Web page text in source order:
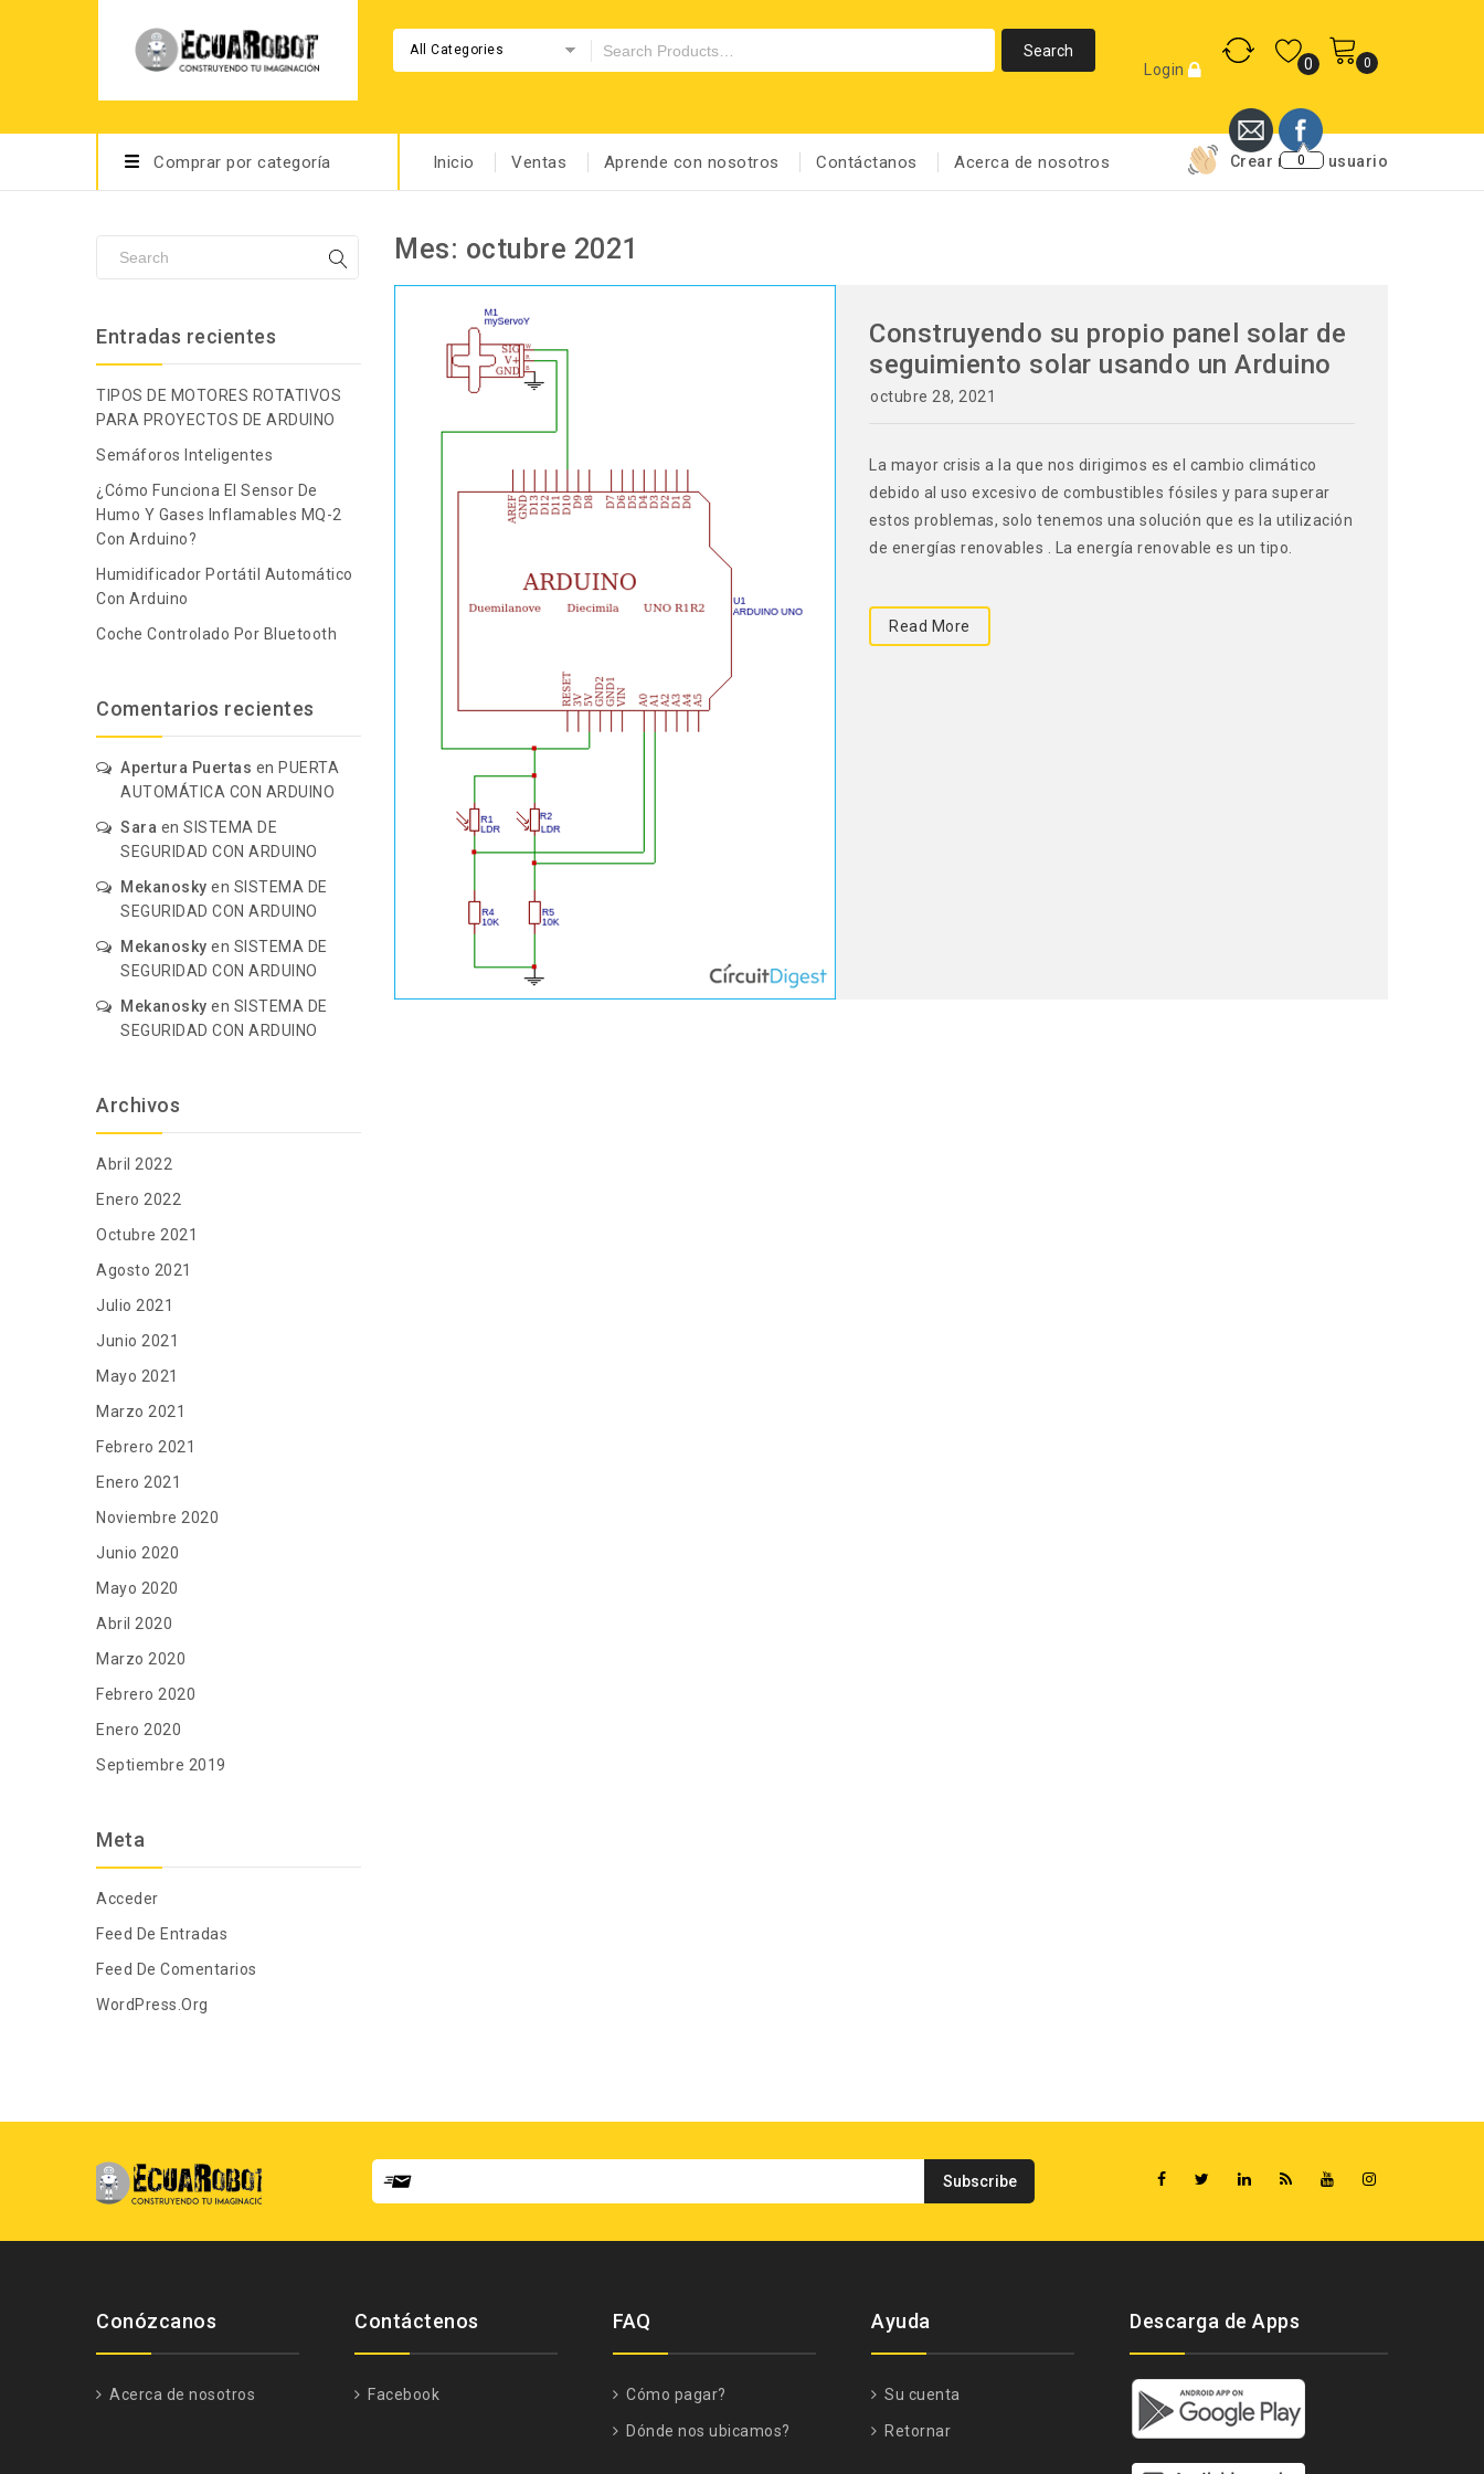
All Categories
Login 0 0
Comprar por categoría Inicio Ventas Aprende con nosotros Contáctanos Acerca de nosotros Crear nuevo usuario
Mes: octubre 2021
Construyendo su propio panel solar de
seguimiento solar usando un Arduino
octubre 28, 2021
La mayor crisis a la que nos dirigimos es el cambio climático
debido al uso excesivo de combustibles fósiles y para superar
estos problemas, solo tenemos una solución que es la utilización
de energías renovables . La energía renovable es un tipo.
Read More
Entradas recientes
TIPOS DE MOTORES ROTATIVOS
PARA PROYECTOS DE ARDUINO
Semáforos Inteligentes
¿Cómo Funciona El Sensor De
Humo Y Gases Inflamables MQ-2
Con Arduino?
Humidificador Portátil Automático
Con Arduino
Coche Controlado Por Bluetooth
Comentarios recientes
Apertura Puertas en PUERTA
AUTOMÁTICA CON ARDUINO
Sara en SISTEMA DE
SEGURIDAD CON ARDUINO
Mekanosky en SISTEMA DE
SEGURIDAD CON ARDUINO
Mekanosky en SISTEMA DE
SEGURIDAD CON ARDUINO
Mekanosky en SISTEMA DE
SEGURIDAD CON ARDUINO
Archivos
Abril 2022
Enero 2022
Octubre 2021
Agosto 2021
Julio 2021
Junio 2021
Mayo 2021
Marzo 2021
Febrero 2021
Enero 2021
Noviembre 2020
Junio 2020
Mayo 2020
Abril 2020
Marzo 2020
Febrero 2020
Enero 2020
Septiembre 2019
Meta
Acceder
Feed De Entradas
Feed De Comentarios
WordPress.org
Conózcanos
Acerca de nosotros
Contáctenos
Facebook
FAQ
Cómo pagar?
Dónde nos ubicamos?
Ayuda
Su cuenta
Retornar
Descarga de Apps
0